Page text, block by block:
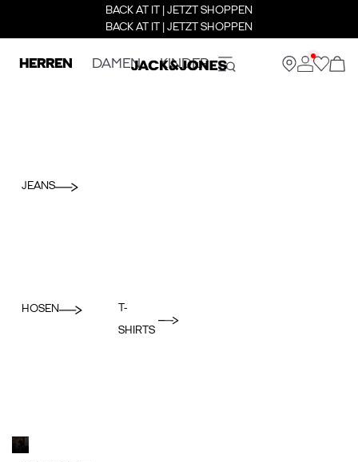
BACK AT IT | JETZT SHOPPEN
BACK AT IT | JETZT SHOPPEN
HERREN DAMEN KINDER
JEANS
HOSEN
T-
SHIRTS